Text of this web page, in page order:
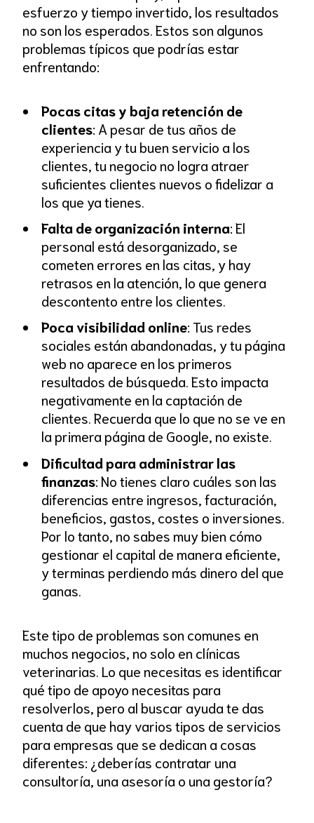
esfuerzo y tiempo invertido, los resultados
no son los esperados. Estos son algunos
problemas típicos que podrías estar
enfrentando:
Pocas citas y baja retención de
clientes: A pesar de tus años de
experiencia y tu buen servicio a los
clientes, tu negocio no logra atraer
suficientes clientes nuevos o fidelizar a
los que ya tienes.
Falta de organización interna: El
personal está desorganizado, se
cometen errores en las citas, y hay
retrasos en la atención, lo que genera
descontento entre los clientes.
Poca visibilidad online: Tus redes
sociales están abandonadas, y tu página
web no aparece en los primeros
resultados de búsqueda. Esto impacta
negativamente en la captación de
clientes. Recuerda que lo que no se ve en
la primera página de Google, no existe.
Dificultad para administrar las
finanzas: No tienes claro cuáles son las
diferencias entre ingresos, facturación,
beneficios, gastos, costes o inversiones.
Por lo tanto, no sabes muy bien cómo
gestionar el capital de manera eficiente,
y terminas perdiendo más dinero del que
ganas.
Este tipo de problemas son comunes en
muchos negocios, no solo en clínicas
veterinarias. Lo que necesitas es identificar
qué tipo de apoyo necesitas para
resolverlos, pero al buscar ayuda te das
cuenta de que hay varios tipos de servicios
para empresas que se dedican a cosas
diferentes: ¿deberías contratar una
consultoría, una asesoría o una gestoría?